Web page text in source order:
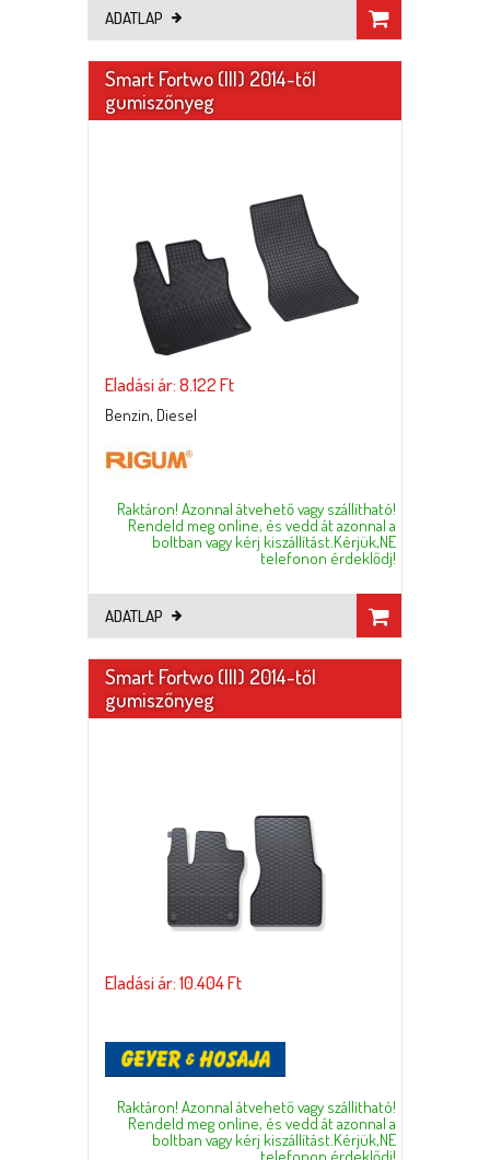
ADATLAP
Smart Fortwo (III) 2014-től
gumiszőnyeg
Eladási ár: 8.122 Ft
Benzin, Diesel
Raktáron! Azonnal átvehető vagy szállítható!
Rendeld meg online, és vedd át azonnal a
boltban vagy kérj kiszállítást.Kérjük,NE
telefonon érdeklődj!
ADATLAP
Smart Fortwo (III) 2014-től
gumiszőnyeg
Eladási ár: 10.404 Ft
Raktáron! Azonnal átvehető vagy szállítható!
Rendeld meg online, és vedd át azonnal a
boltban vagy kérj kiszállítást.Kérjük,NE